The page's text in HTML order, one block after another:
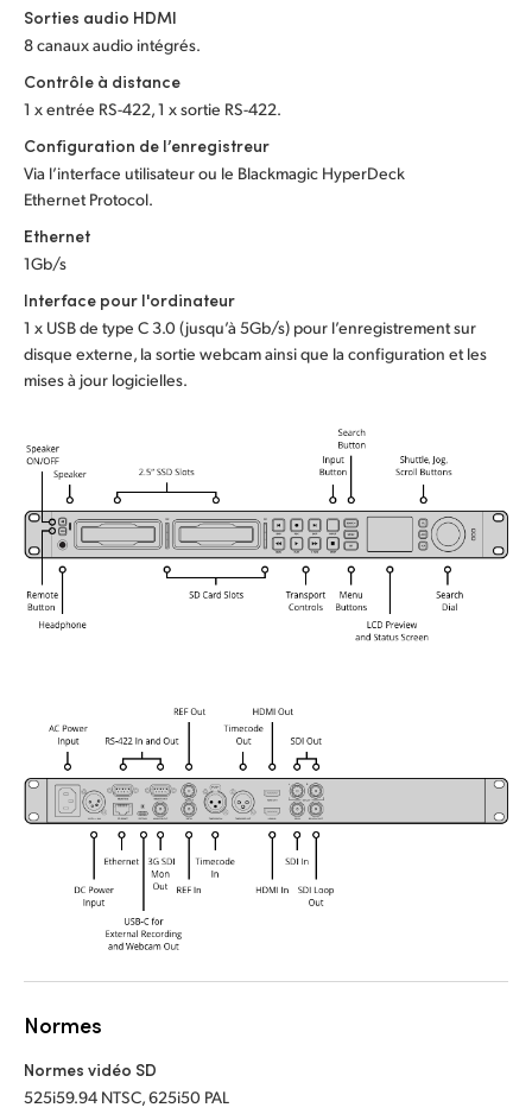
Sorties audio HDMI
8 canaux audio intégrés.
Contrôle à distance
1 x entrée RS-422, 1 x sortie RS-422.
Configuration de l’enregistreur
Via l’interface utilisateur ou le Blackmagic HyperDeck
Ethernet Protocol.
Ethernet
1Gb/s
Interface pour l'ordinateur
1 x USB de type C 3.0 (jusqu’à 5Gb/s) pour l’enregistrement sur
disque externe, la sortie webcam ainsi que la configuration et les
mises à jour logicielles.
Normes
Normes vidéo SD
525i59.94 NTSC, 625i50 PAL